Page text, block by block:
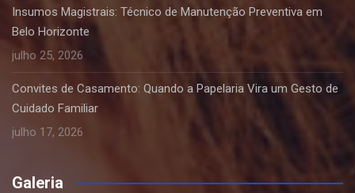
Insumos Magistrais: Técnico de Manutenção Preventiva em
Belo Horizonte
julho 25, 2026
Convites de Casamento: Quando a Papelaria Vira um Gesto de
Cuidado Familiar
julho 17, 2026
Galeria